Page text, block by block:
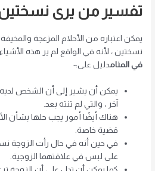
تفسير من يرى نسختين
يمكن اعتباره من الأحلام المزعجة
نسختين ، لأنه في الواقع لم ير هذه الأشياء
في المنامدليل على:-
يمكن أن يشير إلى أن الشخص لديه
آخر ، والتي لم تنته بعد.
هناك أيضًا أمور يجب حلها بشأن
قضية خاصة.
في حين أنه في حال رأت الزوجة
على لبس في علاقتهما الزوجية.